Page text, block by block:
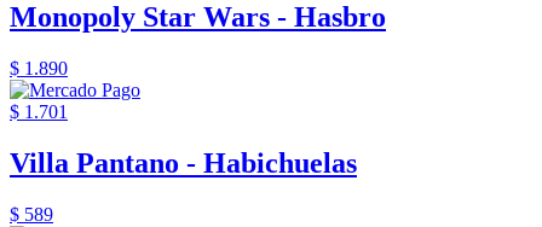
Monopoly Star Wars - Hasbro
$ 1.890
$ 1.701
Villa Pantano - Habichuelas
$ 589